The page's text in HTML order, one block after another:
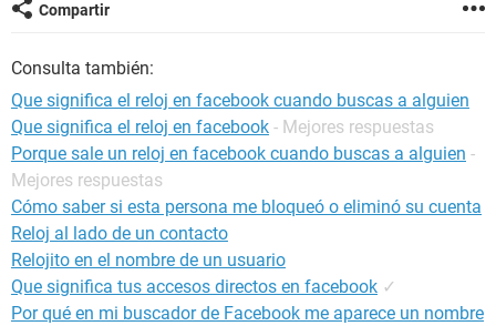
Compartir
Consulta también:
Que significa el reloj en facebook cuando buscas a alguien
Que significa el reloj en facebook - Mejores respuestas
Porque sale un reloj en facebook cuando buscas a alguien -
Mejores respuestas
Cómo saber si esta persona me bloqueó o eliminó su cuenta
Reloj al lado de un contacto
Relojito en el nombre de un usuario
Que significa tus accesos directos en facebook ✓
Por qué en mi buscador de Facebook me aparece un nombre